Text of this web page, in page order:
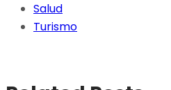
Salud
Turismo